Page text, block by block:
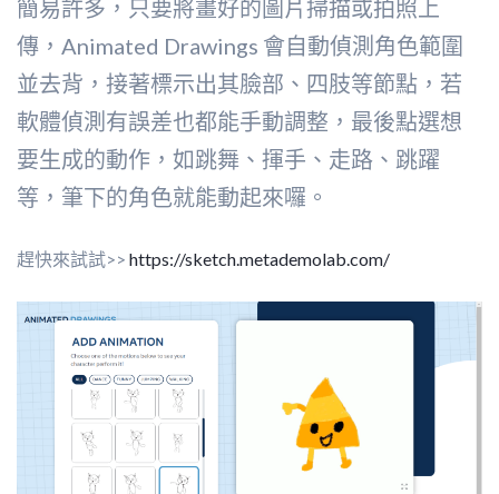
簡易許多，只要將畫好的圖片掃描或拍照上
傳，Animated Drawings 會自動偵測角色範圍
並去背，接著標示出其臉部、四肢等節點，若
軟體偵測有誤差也都能手動調整，最後點選想
要生成的動作，如跳舞、揮手、走路、跳躍
等，筆下的角色就能動起來囉。
趕快來試試>> https://sketch.metademolab.com/